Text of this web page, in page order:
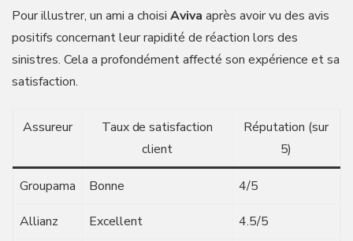
Pour illustrer, un ami a choisi Aviva après avoir vu des avis
positifs concernant leur rapidité de réaction lors des
sinistres. Cela a profondément affecté son expérience et sa
satisfaction.
Assureur
Taux de satisfaction
client
Réputation (sur
5)
Groupama Bonne 4/5
Allianz Excellent 4.5/5